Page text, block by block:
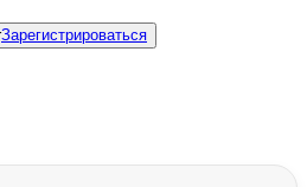
Зарегистрироваться